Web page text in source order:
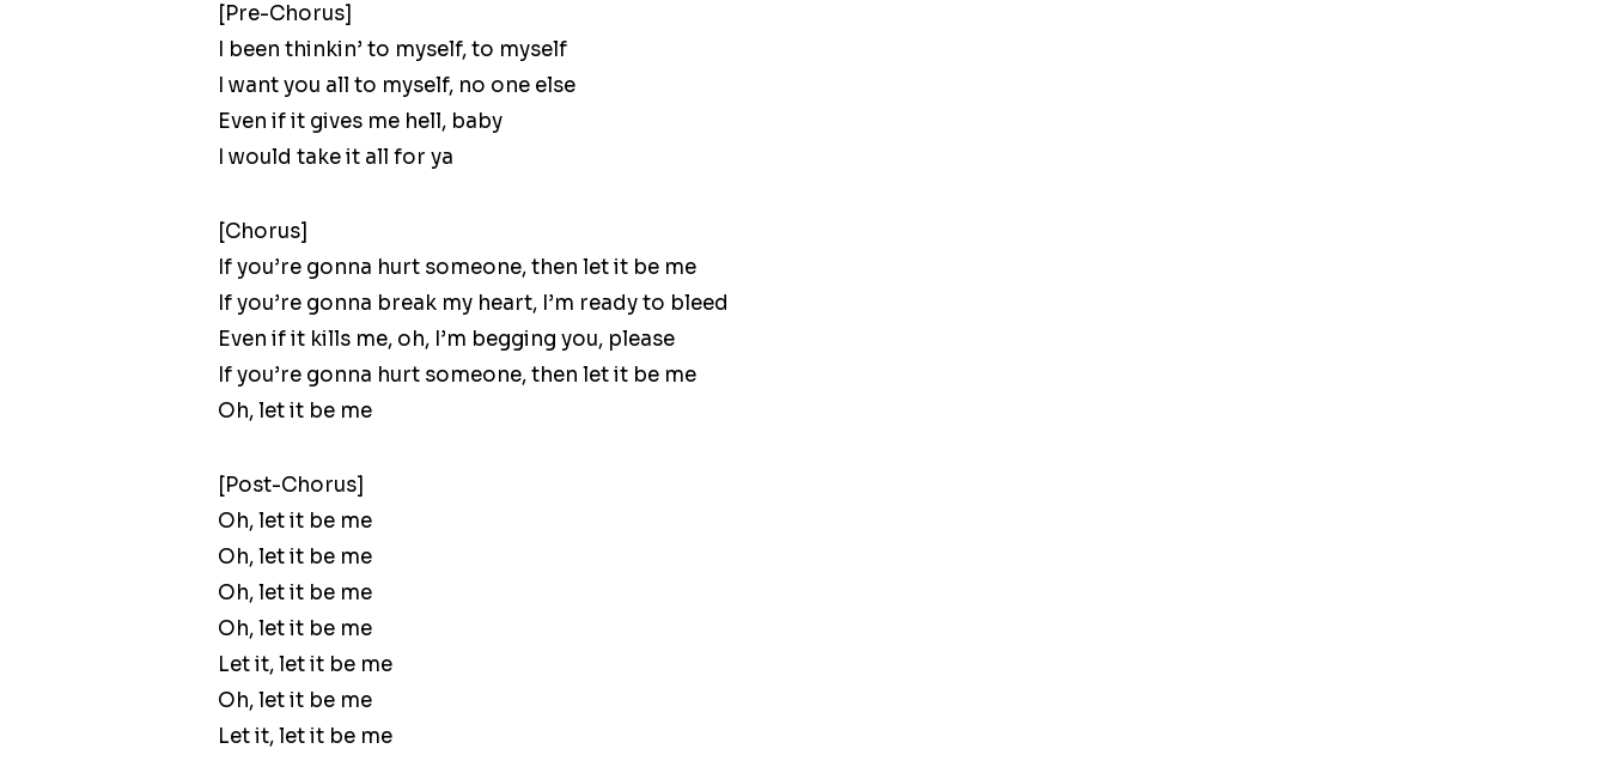
[Pre-Chorus]
I been thinkin’ to myself, to myself
I want you all to myself, no one else
Even if it gives me hell, baby
I would take it all for ya
[Chorus]
If you’re gonna hurt someone, then let it be me
If you’re gonna break my heart, I’m ready to bleed
Even if it kills me, oh, I’m begging you, please
If you’re gonna hurt someone, then let it be me
Oh, let it be me
[Post-Chorus]
Oh, let it be me
Oh, let it be me
Oh, let it be me
Oh, let it be me
Let it, let it be me
Oh, let it be me
Let it, let it be me